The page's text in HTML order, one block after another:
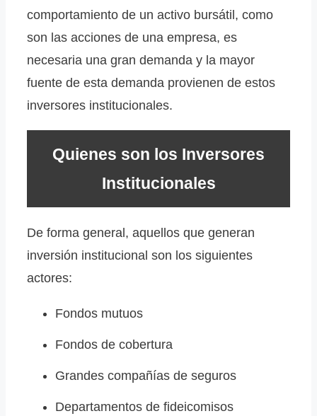
comportamiento de un activo bursátil, como
son las acciones de una empresa, es
necesaria una gran demanda y la mayor
fuente de esta demanda provienen de estos
inversores institucionales.
Quienes son los Inversores
Institucionales
De forma general, aquellos que generan
inversión institucional son los siguientes
actores:
Fondos mutuos
Fondos de cobertura
Grandes compañías de seguros
Departamentos de fideicomisos